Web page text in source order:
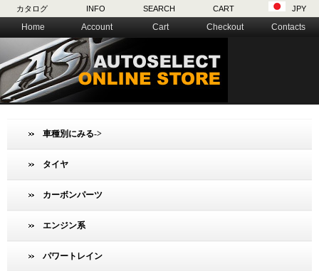
カタログ INFO SEARCH CART JPY
Home Account Cart Checkout Contacts
車種別にみる->
タイヤ
カーボンパーツ
エンジン系
パワートレイン